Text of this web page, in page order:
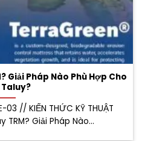
Giải Pháp Nào Phù Hợp Cho
03 // KIẾN THỨC KỸ THUẬT
TRM? Giải Pháp Nào...